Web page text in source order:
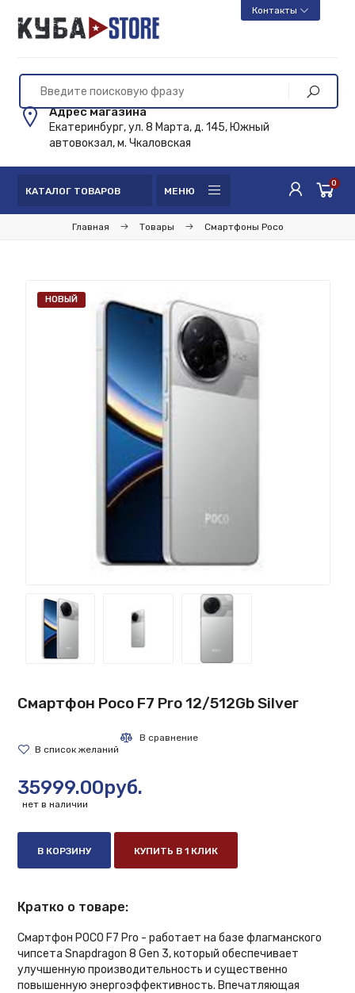
Контакты
Адрес магазина
Екатеринбург, ул. 8 Марта, д. 145, Южный
автовокзал, м. Чкаловская
КАТАЛОГ ТОВАРОВ МЕНЮ
0
Главная Товары Смартфоны Poco
НОВЫЙ
Смартфон Poco F7 Pro 12/512Gb Silver
35999.00руб.
нет в наличии
В КОРЗИНУ КУПИТЬ В 1 КЛИК
Кратко о товаре:
Смартфон POCO F7 Pro - работает на базе флагманского
чипсета Snapdragon 8 Gen 3, который обеспечивает
улучшенную производительность и существенно
повышенную энергоэффективность. Впечатляющая